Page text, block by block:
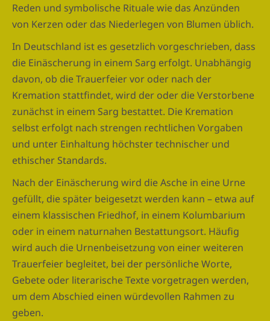
Reden und symbolische Rituale wie das Anzünden
von Kerzen oder das Niederlegen von Blumen üblich.
In Deutschland ist es gesetzlich vorgeschrieben, dass
die Einäscherung in einem Sarg erfolgt. Unabhängig
davon, ob die Trauerfeier vor oder nach der
Kremation stattfindet, wird der oder die Verstorbene
zunächst in einem Sarg bestattet. Die Kremation
selbst erfolgt nach strengen rechtlichen Vorgaben
und unter Einhaltung höchster technischer und
ethischer Standards.
Nach der Einäscherung wird die Asche in eine Urne
gefüllt, die später beigesetzt werden kann – etwa auf
einem klassischen Friedhof, in einem Kolumbarium
oder in einem naturnahen Bestattungsort. Häufig
wird auch die Urnenbeisetzung von einer weiteren
Trauerfeier begleitet, bei der persönliche Worte,
Gebete oder literarische Texte vorgetragen werden,
um dem Abschied einen würdevollen Rahmen zu
geben.